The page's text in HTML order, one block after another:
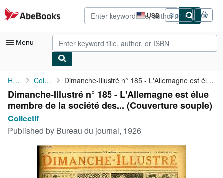
Skip to main content
AbeBooks.com USD
Site
shopping
preferences
Sign in
Menu
My Account
My Purchases
Advanced Search
Browse Collections
Rare Books
Art & Collectibles
Home Collectif Dimanche-Illustré n° 185 - L'Allemagne est élue membre de la ...
Dimanche-Illustré n° 185 - L'Allemagne est élue
membre de la société des... (Couverture souple)
Collectif
Published by Bureau du journal, 1926